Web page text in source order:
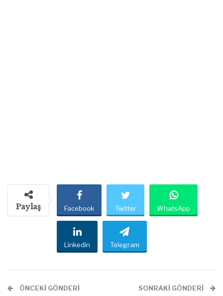
Paylaş Facebook Twitter WhatsApp
Linkedin Telegram
ÖNCEKI GÖNDERI SONRAKI GÖNDERI